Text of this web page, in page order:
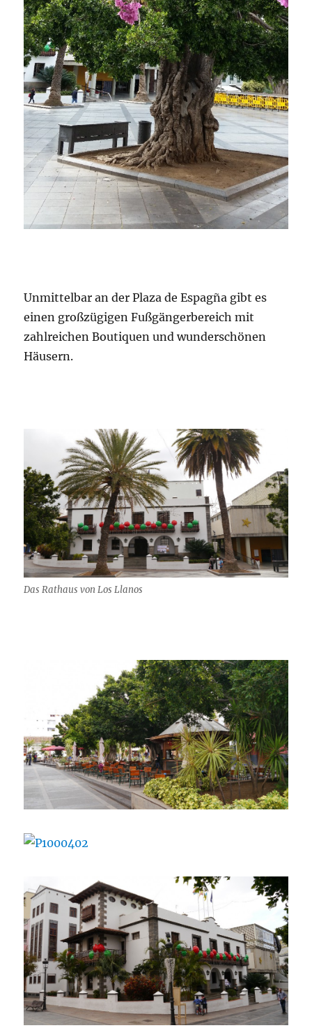
Unmittelbar an der Plaza de Espagña gibt es
einen großzügigen Fußgängerbereich mit
zahlreichen Boutiquen und wunderschönen
Häusern.
Das Rathaus von Los Llanos